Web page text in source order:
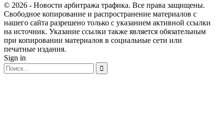
© 2026 - Новости арбитража трафика. Все права защищены.
Свободное копирование и распространение материалов с
нашего сайта разрешено только с указанием активной ссылки
на источник. Указание ссылки также является обязательным
при копировании материалов в социальные сети или
печатные издания.
Sign in